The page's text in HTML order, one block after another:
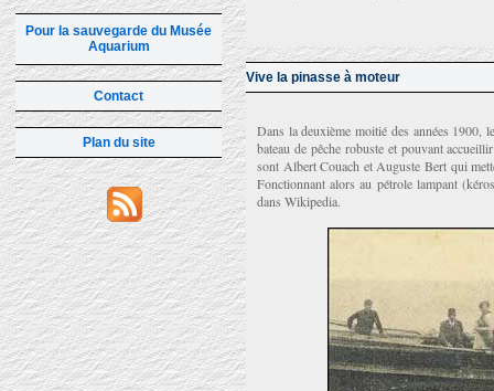
Pour la sauvegarde du Musée
Aquarium
Contact
Plan du site
Vive la pinasse à moteur
Dans la deuxième moitié des années 1900,
bateau de pêche robuste et pouvant
sont Albert Couach et Auguste Bert qui
Fonctionnant alors au pétrole lampant
dans Wikipedia.